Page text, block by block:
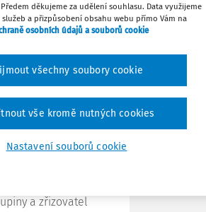
se sídlem nebo
sídlo v ČR, ale
„sídelní“ část
členském státě a v
To, že
má vliv na daňový
ani zřizovatel ani
a
a zřizovatel
Tisknout
Sdílet
děkujeme za udělení souhlasu. Data využijeme
služeb a přizpůsobení obsahu webu přímo Vám na
osobních údajů a souborů cookie
Nastavení souborů cookie
vše kromě nutných cookies
všechny soubory cookie